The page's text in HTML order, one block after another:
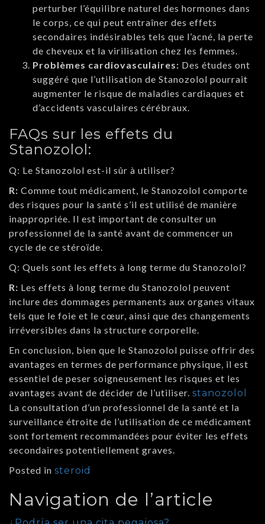
perturber l’équilibre naturel des hormones dans
le corps, ce qui peut entraîner des effets
secondaires indésirables tels que l’acné, la perte
de cheveux et la virilisation chez les femmes.
Problèmes cardiovasculaires: Des études ont
suggéré que l’utilisation de Stanozolol pourrait
augmenter le risque de maladies cardiaques et
d’accidents vasculaires cérébraux.
FAQs sur les effets du
Stanozolol:
Q: Le Stanozolol est-il sûr à utiliser?
R: Comme tout médicament, le Stanozolol comporte
des risques pour la santé s’il est utilisé de manière
inappropriée. Il est important de consulter un
professionnel de la santé avant de commencer un
cycle de ce stéroïde.
Q: Quels sont les effets à long terme du Stanozolol?
R: Les effets à long terme du Stanozolol peuvent
inclure des dommages permanents aux organes vitaux
tels que le foie et le cœur, ainsi que des changements
irréversibles dans la structure corporelle.
En conclusion, bien que le Stanozolol puisse offrir des
avantages en termes de performance physique, il est
essentiel de peser soigneusement les risques et les
avantages avant de décider de l’utiliser. stanozolol
La consultation d’un professionnel de la santé et la
surveillance étroite de l’utilisation de ce médicament
sont fortement recommandées pour éviter les effets
secondaires potentiellement graves.
Posted in steroid
Navigation de l’article